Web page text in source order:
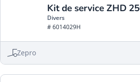
Kit de service ZHD
Divers
# 6014029H
Zepro